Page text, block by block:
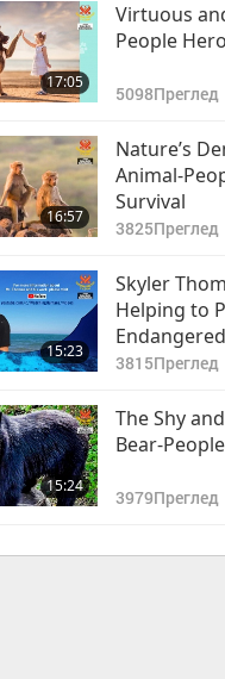
17:05
Virtuous
People
5098Преглед
16:57
Nature’s
Animal-
Survival
3825Преглед
15:23
Skyler
Helping to
2
3815Преглед
15:24
The Shy
Bear-People
3979Преглед